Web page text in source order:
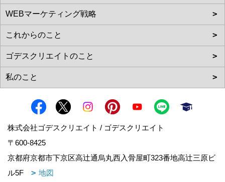
株式会社ゴデスクリエイト / ゴデスクリエイト
〒600-8425
京都府京都市下京区高辻通烏丸西入骨屋町323番地高辻三原ビ
ル5F
地図